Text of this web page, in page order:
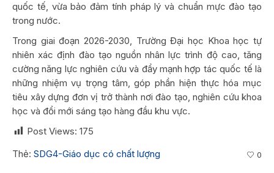
quốc tế, vừa bảo đảm tính pháp lý và chuẩn mực đào tạo
trong nước.
Trong giai đoạn 2026-2030, Trường Đại học Khoa học tự
nhiên xác định đào tạo nguồn nhân lực trình độ cao, tăng
cường năng lực nghiên cứu và đẩy mạnh hợp tác quốc tế là
những nhiệm vụ trọng tâm, góp phần hiện thực hóa mục
tiêu xây dựng đơn vị trở thành nơi đào tạo, nghiên cứu khoa
học và đổi mới sáng tạo hàng đầu khu vực.
Post Views: 175
Thẻ: SDG4-Giáo dục có chất lượng 0